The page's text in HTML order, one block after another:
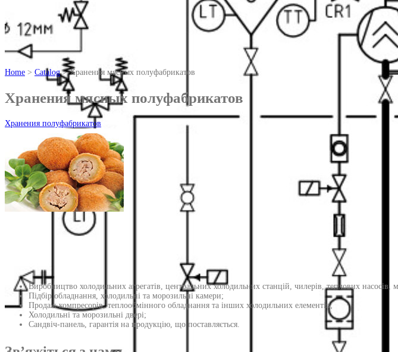
Home > Catalog> Хранения мясных полуфабрикатов
Хранения мясных полуфабрикатов
Хранения полуфабрикатов
Виробництво холодильних агрегатів, центральних холодильних станцій, чилерів, теплових насосів,
Підбір обладнання, холодильні та морозильні камери;
Продаж компресорів, теплообмінного обладнання та інших холодильних елементів;
Холодильні та морозильні двері;
Сандвіч-панель, гарантія на продукцію, що поставляється.